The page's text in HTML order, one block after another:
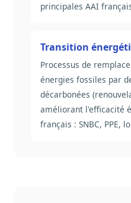
principales AAI
Transition
Processus de
énergies fossiles par
décarbonées
améliorant l'efficacité
français : SNBC, PPE,